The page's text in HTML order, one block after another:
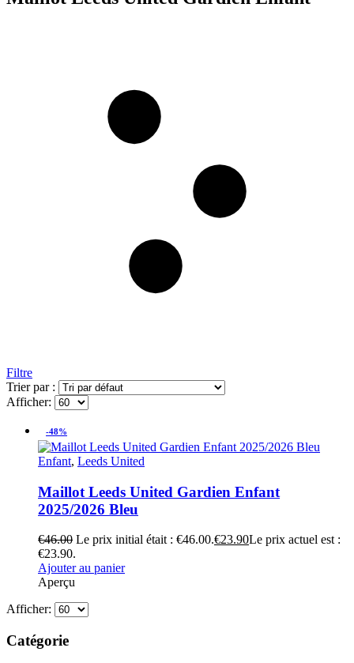
Filtre
Trier par :
Afficher:
-48%
Enfant, Leeds United
Maillot Leeds United Gardien Enfant
2025/2026 Bleu
€46.00 Le prix initial était : €46.00.€23.90Le prix actuel est :
€23.90.
Ajouter au panier
Aperçu
Afficher:
Catégorie